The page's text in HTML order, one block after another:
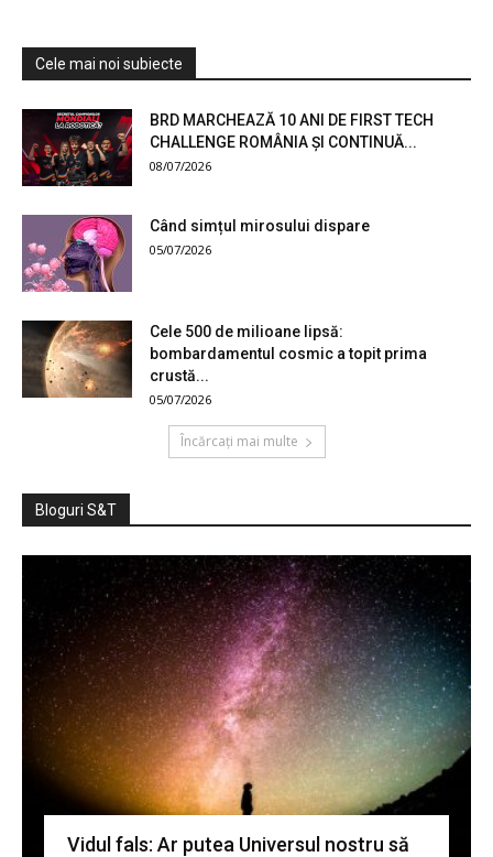
Cele mai noi subiecte
BRD MARCHEAZĂ 10 ANI DE FIRST TECH
CHALLENGE ROMÂNIA ȘI CONTINUĂ...
08/07/2026
Când simțul mirosului dispare
05/07/2026
Cele 500 de milioane lipsă:
bombardamentul cosmic a topit prima
crustă...
05/07/2026
Încărcați mai multe
Bloguri S&T
Vidul fals: Ar putea Universul nostru să